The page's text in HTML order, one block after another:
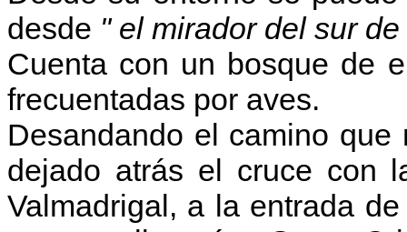
desde " el mirador del sur
Cuenta con un bosque de
frecuentadas por aves.
Desandando el camino
dejado atrás el cruce con
Valmadrigal, a la entrada